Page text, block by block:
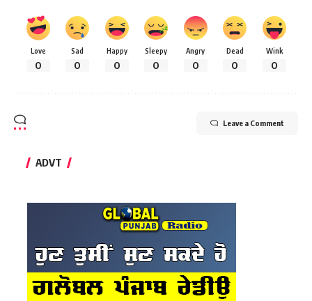
Love
0
Sad
0
Happy
0
Sleepy
0
Angry
0
Dead
0
Wink
0
Leave a Comment
ADVT